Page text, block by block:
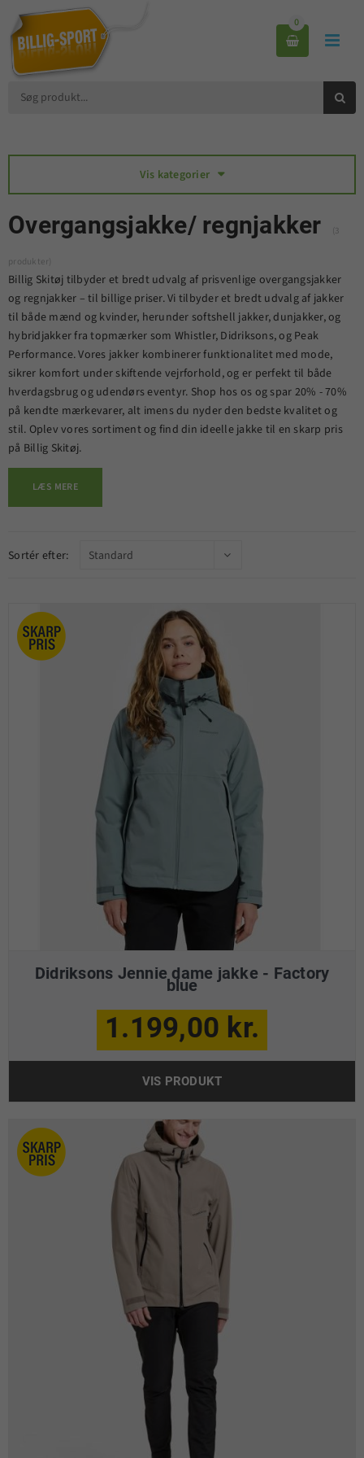


0

Vis kategorier 
Overgangsjakke/ regnjakker (3
produkter)
Billig Skitøj tilbyder et bredt udvalg af prisvenlige overgangsjakker
og regnjakker – til billige priser. Vi tilbyder et bredt udvalg af jakker
til både mænd og kvinder, herunder softshell jakker, dunjakker, og
hybridjakker fra topmærker som Whistler, Didriksons, og Peak
Performance. Vores jakker kombinerer funktionalitet med mode,
sikrer komfort under skiftende vejrforhold, og er perfekt til både
hverdagsbrug og udendørs eventyr. Shop hos os og spar 20% - 70%
på kendte mærkevarer, alt imens du nyder den bedste kvalitet og
stil. Oplev vores sortiment og find din ideelle jakke til en skarp pris
på Billig Skitøj.
LÆS MERE
Sortér efter:
Didriksons Jennie dame jakke - Factory
blue
1.199,00 kr.
VIS PRODUKT